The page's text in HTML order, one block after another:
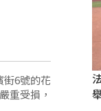
6號的花
重受損，